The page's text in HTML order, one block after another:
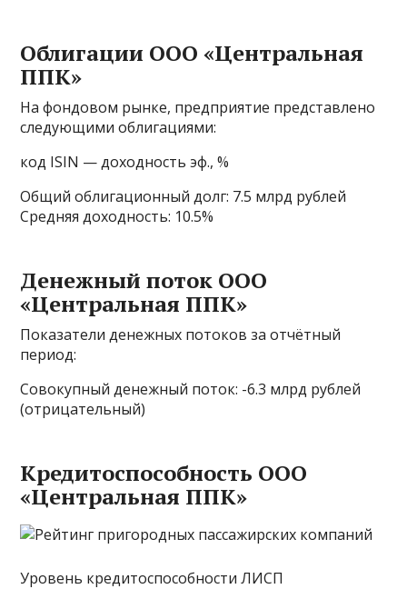
Облигации ООО «Центральная
ППК»
На фондовом рынке, предприятие представлено
следующими облигациями:
код ISIN — доходность эф., %
Общий облигационный долг: 7.5 млрд рублей
Средняя доходность: 10.5%
Денежный поток ООО
«Центральная ППК»
Показатели денежных потоков за отчётный
период:
Совокупный денежный поток: -6.3 млрд рублей
(отрицательный)
Кредитоспособность ООО
«Центральная ППК»
Уровень кредитоспособности ЛИСП